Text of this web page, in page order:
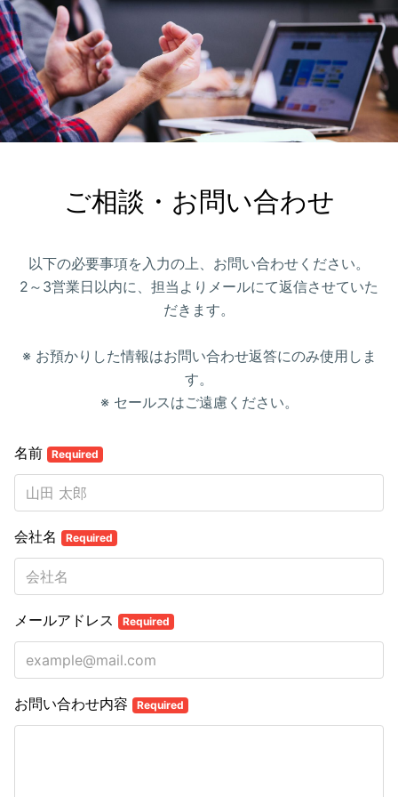
ご相談・お問い合わせ
以下の必要事項を入力の上、お問い合わせください。
2～3営業日以内に、担当よりメールにて返信させていた
だきます。
※ お預かりした情報はお問い合わせ返答にのみ使用しま
す。
※ セールスはご遠慮ください。
名前 Required
会社名 Required
メールアドレス Required
お問い合わせ内容 Required